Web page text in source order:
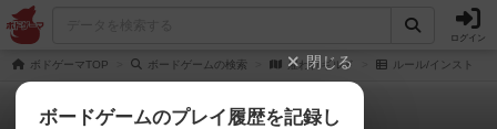
ログイン
ボドゲーマTOP ボードゲームの検索 雇われギルド ルール/インスト
閉じる
ボードゲームのプレイ履歴を記録し